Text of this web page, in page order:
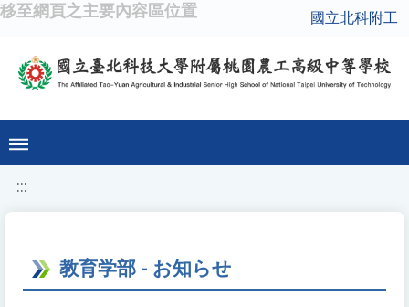
移至網頁之主要內容區位置 國立北科附工
:::
教育学部 - お知らせ